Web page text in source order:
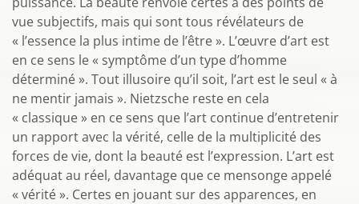
vue subjectifs, mais qui sont tous révélateurs de
« l’essence la plus intime de l’être ». L’œuvre d’art est
en ce sens le « symptôme d’un type d’homme
déterminé ». Tout illusoire qu’il soit, l’art est le seul « à
ne mentir jamais ». Nietzsche reste en cela
« classique » en ce sens que l’art continue d’entretenir
un rapport avec la vérité, celle de la multiplicité des
forces de vie, dont la beauté est l’expression. L’art est
adéquat au réel, davantage que ce mensonge appelé
« vérité ». Certes en jouant sur des apparences, en